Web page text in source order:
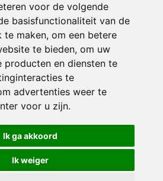
voor de volgende
basisfunctionaliteit van de
te maken, om een betere
te bieden, om uw
producten en diensten te
te
advertenties weer te
voor u zijn.
Ik ga akkoord
Ik weiger
| Alle rechten voorbehouden
| Klachtenregeling|RSIN en Anbi
voorkeuren
The MindOffice